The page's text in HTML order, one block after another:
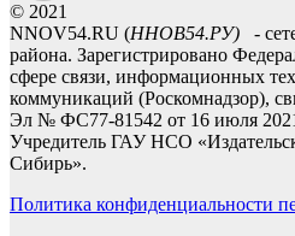
© 2021
NNOV54.RU (ННОВ54.РУ) -
района. Зарегистрировано
сфере связи, информационных
коммуникаций (Роскомнадзор),
Эл № ФС77-81542 от 16 июля
Учредитель ГАУ НСО
Сибирь».
Политика конфиденциальности